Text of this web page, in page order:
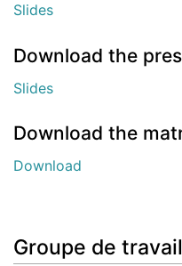
Slides
Download the
Slides
Download the
Download
Groupe de travail